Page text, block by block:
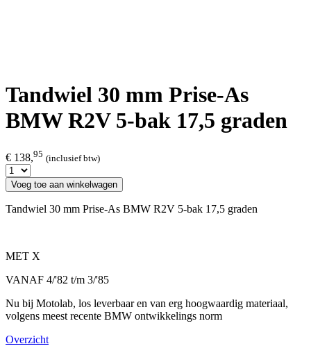
Tandwiel 30 mm Prise-As
BMW R2V 5-bak 17,5 graden
€ 138,95 (inclusief btw)
Voeg toe aan winkelwagen
Tandwiel 30 mm Prise-As BMW R2V 5-bak 17,5 graden
MET X
VANAF 4/'82 t/m 3/'85
Nu bij Motolab, los leverbaar en van erg hoogwaardig materiaal,
volgens meest recente BMW ontwikkelings norm
Overzicht